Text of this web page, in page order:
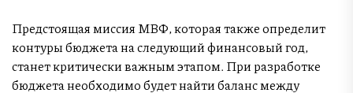
Предстоящая миссия МВФ, которая также определит
контуры бюджета на следующий финансовый год,
станет критически важным этапом. При разработке
бюджета необходимо будет найти баланс между